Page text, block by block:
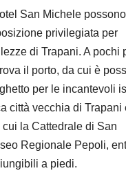
San Michele possono
privilegiata per
di Trapani. A pochi
il porto, da cui è
per le incantevoli
città vecchia di Trapani
la Cattedrale di San
Regionale Pepoli,
a piedi.